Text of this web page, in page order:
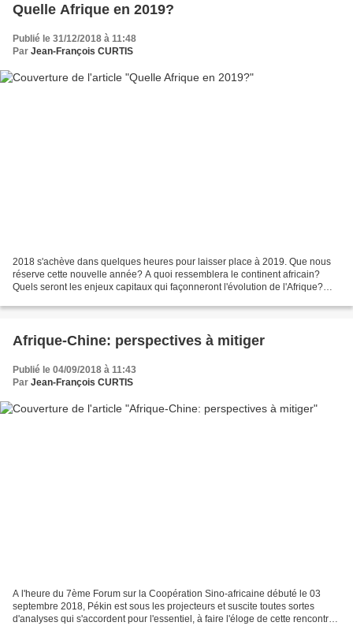
Quelle Afrique en 2019?
Publié le 31/12/2018 à 11:48
Par Jean-François CURTIS
2018 s'achève dans quelques heures pour laisser place à 2019. Que nous
réserve cette nouvelle année? A quoi ressemblera le continent africain?
Quels seront les enjeux capitaux qui façonneront l'évolution de l'Afrique?
Afrique-Chine: perspectives à mitiger
Publié le 04/09/2018 à 11:43
Par Jean-François CURTIS
A l'heure du 7ème Forum sur la Coopération Sino-africaine débuté le 03
septembre 2018, Pékin est sous les projecteurs et suscite toutes sortes
d'analyses qui s'accordent pour l'essentiel, à faire l'éloge de cette rencontre